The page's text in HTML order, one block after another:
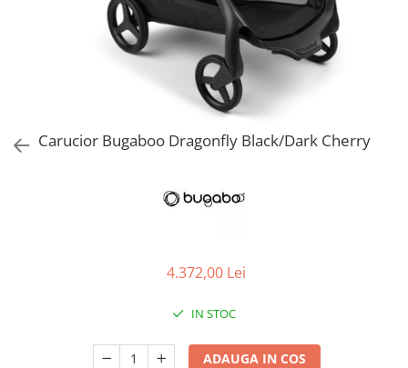
Consultanta Instalare
Jucarii de Sortare
PAPUSI
Carucior Bugaboo Dragonfly Black/Dark Cherry
4.372,00 Lei
IN STOC
ADAUGA IN COS